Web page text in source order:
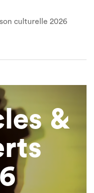
culturelle 2026
&